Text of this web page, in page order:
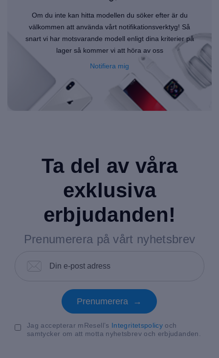
Om du inte kan hitta modellen du söker efter är du
välkommen att använda vårt notifikationsverktyg! Så
snart vi har motsvarande modell enligt dina kriterier på
lager så kommer vi att höra av oss
Notifiera mig
Ta del av våra
exklusiva
erbjudanden!
Prenumerera på vårt nyhetsbrev
Prenumerera →
Jag accepterar mResell’s Integritetspolicy och
samtycker om att motta nyhetsbrev och erbjudanden.